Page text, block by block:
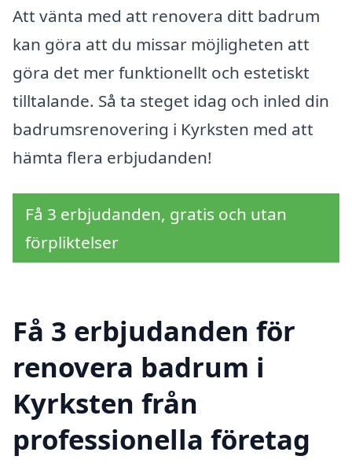
Att vänta med att renovera ditt badrum
kan göra att du missar möjligheten att
göra det mer funktionellt och estetiskt
tilltalande. Så ta steget idag och inled din
badrumsrenovering i Kyrksten med att
hämta flera erbjudanden!
Få 3 erbjudanden, gratis och utan
förpliktelser
Få 3 erbjudanden för
renovera badrum i
Kyrksten från
professionella företag